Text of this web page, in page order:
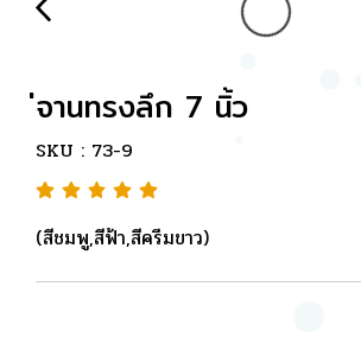
่จานทรงลึก 7 นิ้ว
SKU : 73-9
(สีชมพู,สีฟ้า,สีครีมขาว)